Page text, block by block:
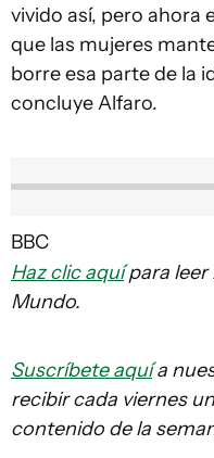
vivido así, pero ahora
que las mujeres
borre esa parte de la
concluye Alfaro.
BBC
Haz clic aquípara leer
Mundo.
Suscríbete aquía
recibir cada viernes
contenido de la